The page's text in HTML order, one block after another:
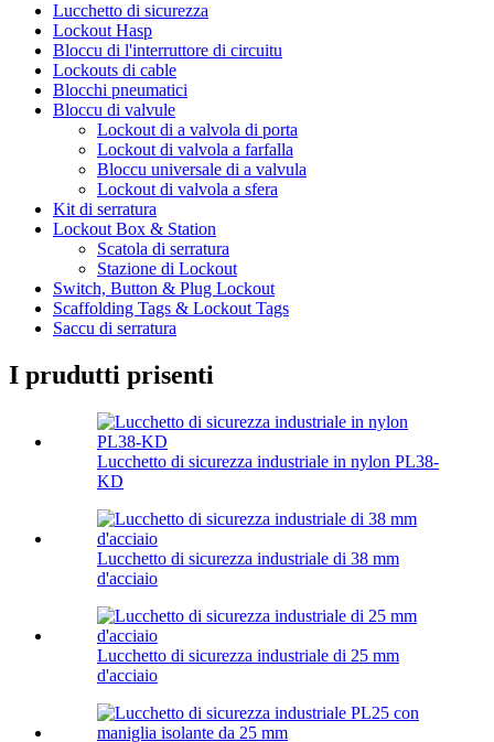
Lucchetto di sicurezza
Lockout Hasp
Bloccu di l'interruttore di circuitu
Lockouts di cable
Blocchi pneumatici
Bloccu di valvule
Lockout di a valvola di porta
Lockout di valvola a farfalla
Bloccu universale di a valvula
Lockout di valvola a sfera
Kit di serratura
Lockout Box & Station
Scatola di serratura
Stazione di Lockout
Switch, Button & Plug Lockout
Scaffolding Tags & Lockout Tags
Saccu di serratura
I prudutti prisenti
Lucchetto di sicurezza industriale in nylon PL38-
KD
Lucchetto di sicurezza industriale di 38 mm
d'acciaio
Lucchetto di sicurezza industriale di 25 mm
d'acciaio